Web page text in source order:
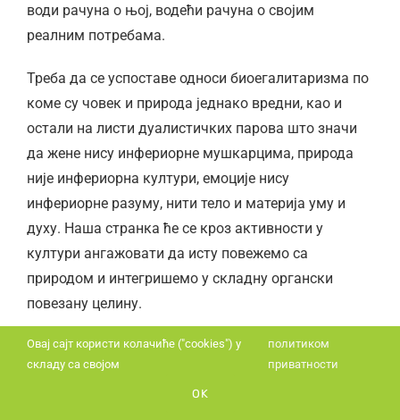
води рачуна о њој, водећи рачуна о својим
реалним потребама.
Треба да се успоставе односи биоегалитаризма по
коме су човек и природа једнако вредни, као и
остали на листи дуалистичких парова што значи
да жене нису инфериорне мушкарцима, природа
није инфериорна култури, емоције нису
инфериорне разуму, нити тело и материја уму и
духу. Наша странка ће се кроз активности у
култури ангажовати да исту повежемо са
природом и интегришемо у складну органски
повезану целину.
Овај сајт користи колачиће ("cookies") у
складу са својом
политиком
приватности
OK